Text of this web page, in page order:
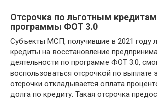
Отсрочка по льготным
программы ФОТ 3.0
Субъекты МСП, получившие в 2021 году
кредиты на восстановление
деятельности по программе ФОТ 3.0,
воспользоваться отсрочкой по выплате
отсрочки откладывается оплата
долга по кредиту. Такая отсрочка